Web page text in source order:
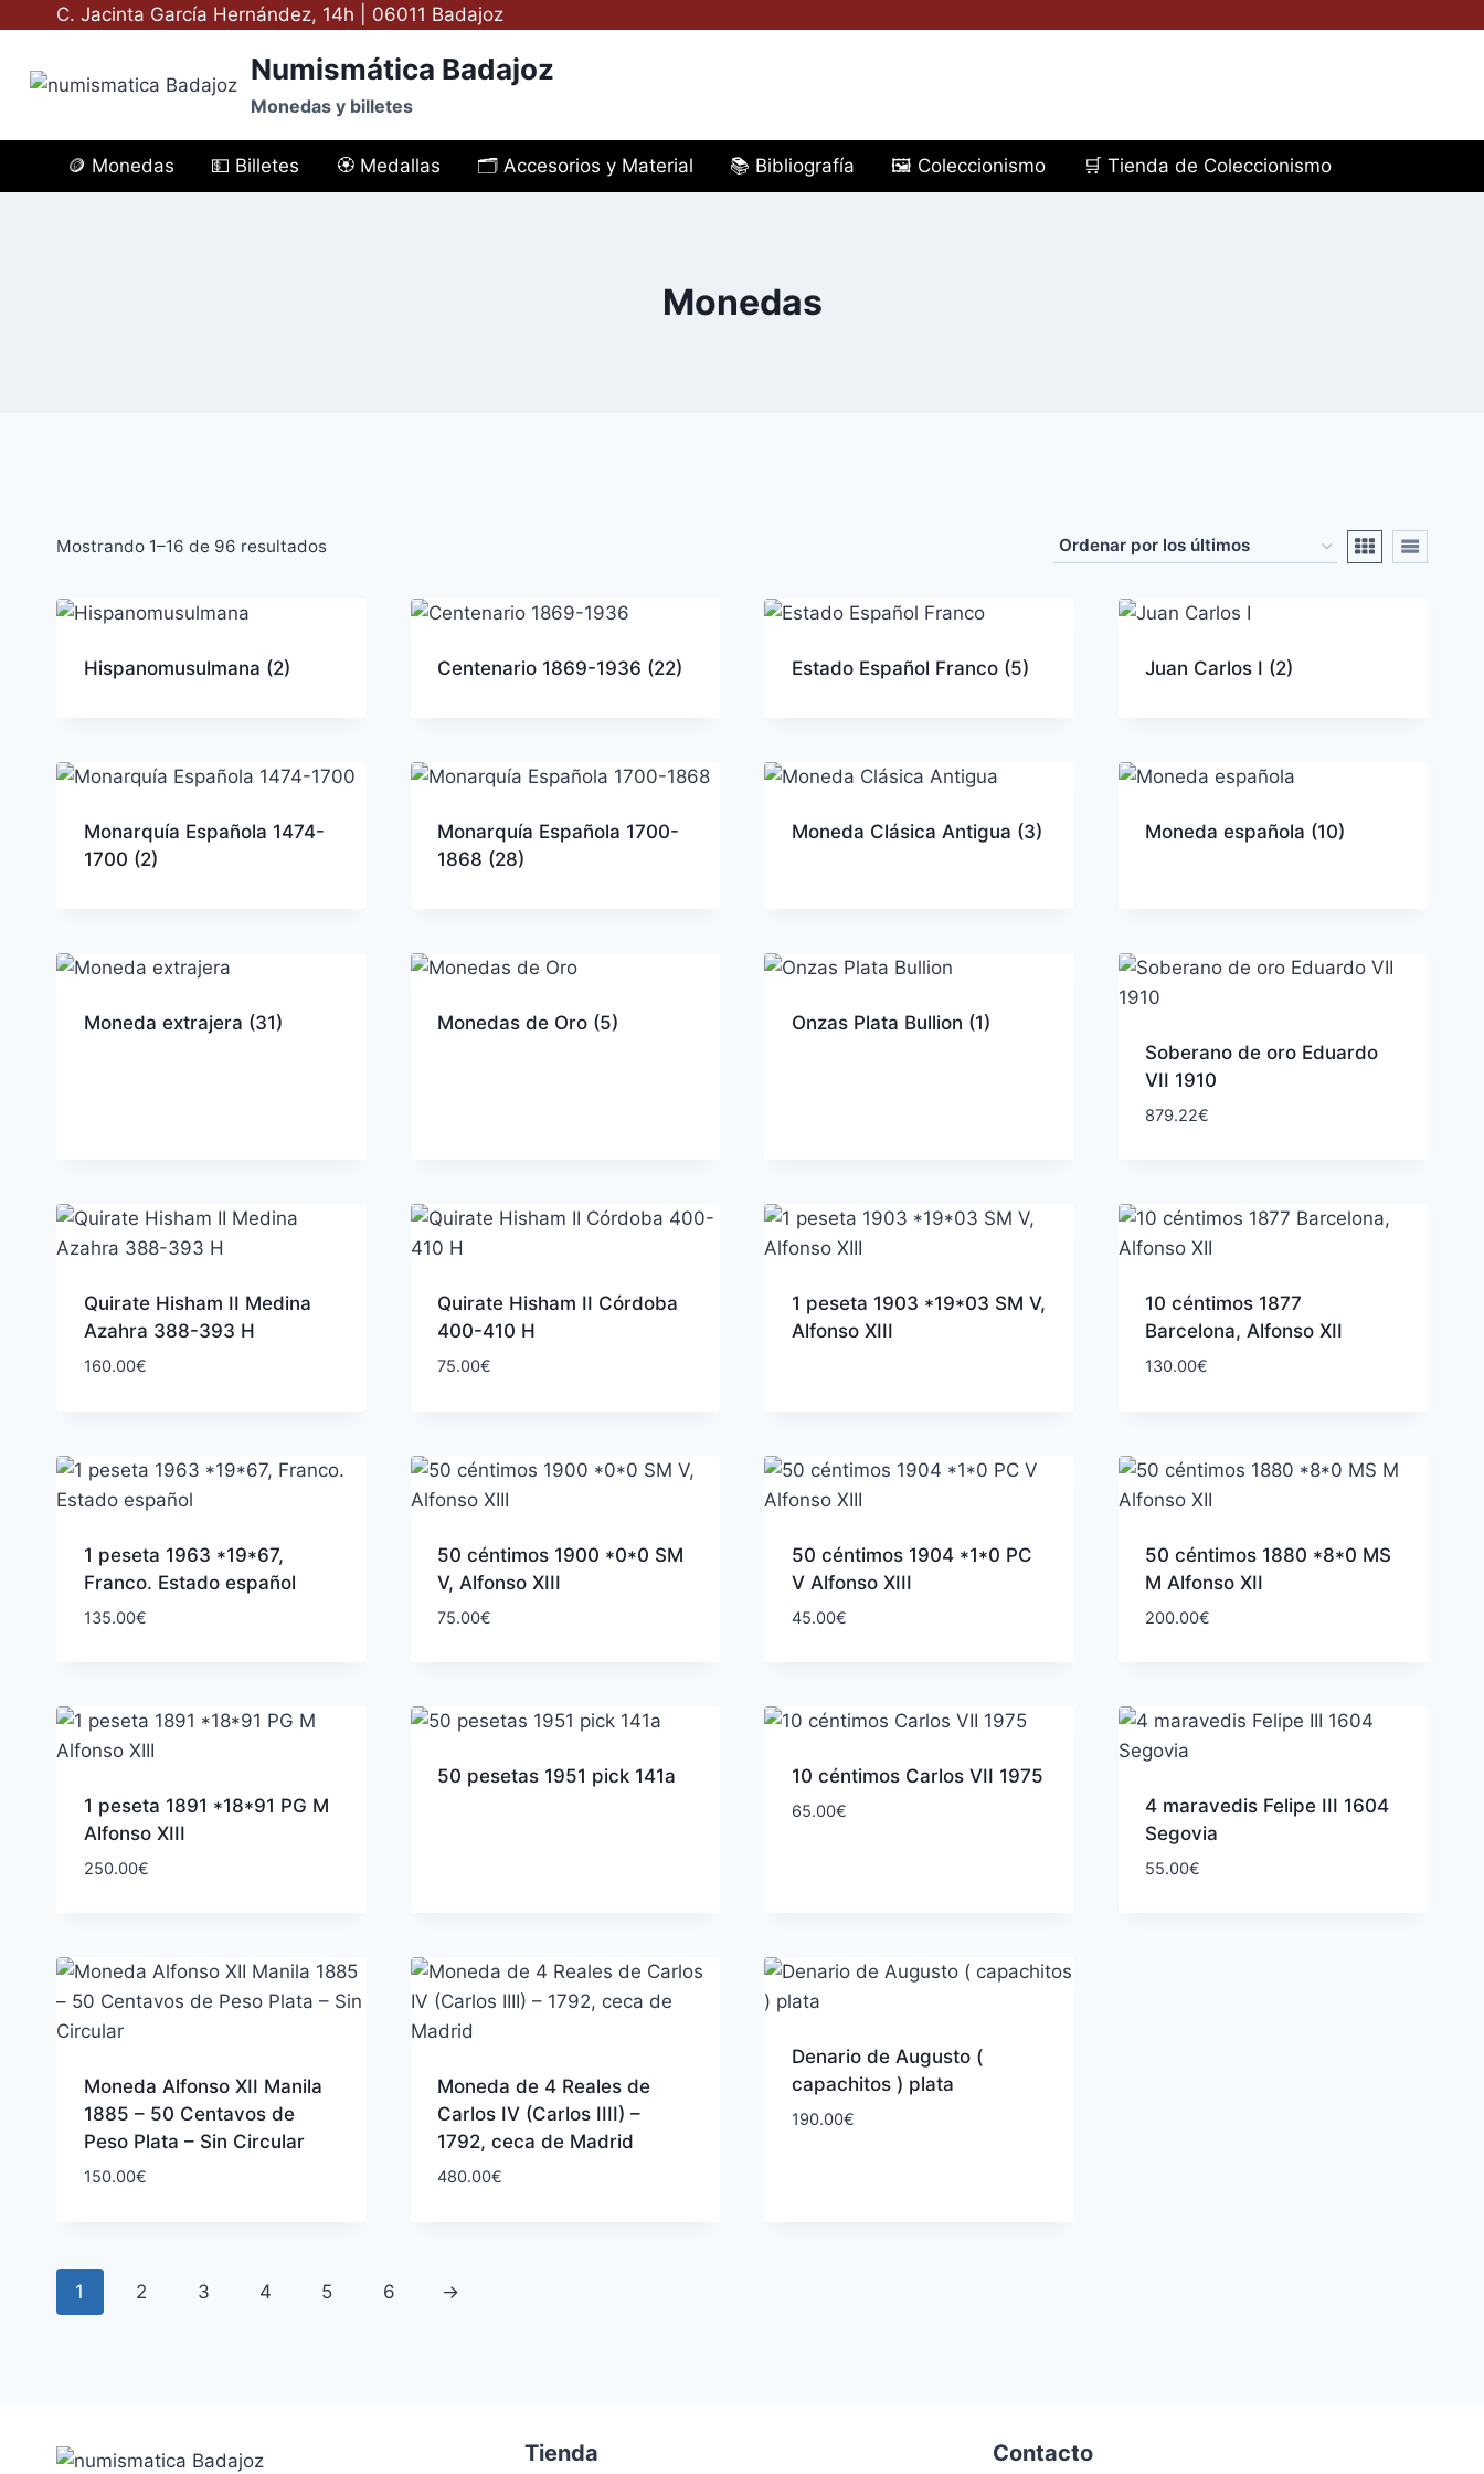
contenido
C. Jacinta García Hernández, 14h | 06011 Badajoz
Numismática Badajoz
Monedas y billetes
🪙 Monedas 💵 Billetes 🏵️ Medallas 🗂️ Accesorios y Material 📚 Bibliografía 🖼️ Coleccionismo 🛒 Tienda de Coleccionismo
Monedas
Mostrando 1–16 de 96 resultadosOrdenado
Hispanomusulmana (2) Centenario 1869-1936 (22) Estado Español Franco (5) Juan Carlos I (2)
Monarquía Española 1474-
1700 (2)
Monarquía Española 1700-
1868 (28)
Moneda Clásica Antigua (3) Moneda española (10)
Moneda extrajera (31) Monedas de Oro (5) Onzas Plata Bullion (1)
Soberano de oro Eduardo
VII 1910
879.22€
Quirate Hisham II Medina
Azahra 388-393 H
160.00€
Quirate Hisham II Córdoba
400-410 H
75.00€
1 peseta 1903 *19*03 SM V,
Alfonso XIII
10 céntimos 1877
Barcelona, Alfonso XII
130.00€
1 peseta 1963 *19*67,
Franco. Estado español
135.00€
50 céntimos 1900 *0*0 SM
V, Alfonso XIII
75.00€
50 céntimos 1904 *1*0 PC
V Alfonso XIII
45.00€
50 céntimos 1880 *8*0 MS
M Alfonso XII
200.00€
1 peseta 1891 *18*91 PG M
Alfonso XIII
250.00€
50 pesetas 1951 pick 141a 10 céntimos Carlos VII 1975
65.00€
4 maravedis Felipe III 1604
Segovia
55.00€
Moneda Alfonso XII Manila
1885 – 50 Centavos de
Peso Plata – Sin Circular
150.00€
Moneda de 4 Reales de
Carlos IV (Carlos IIII) –
1792, ceca de Madrid
480.00€
Denario de Augusto (
capachitos ) plata
190.00€
1 2 3 4 5 6 →
Tienda Contacto